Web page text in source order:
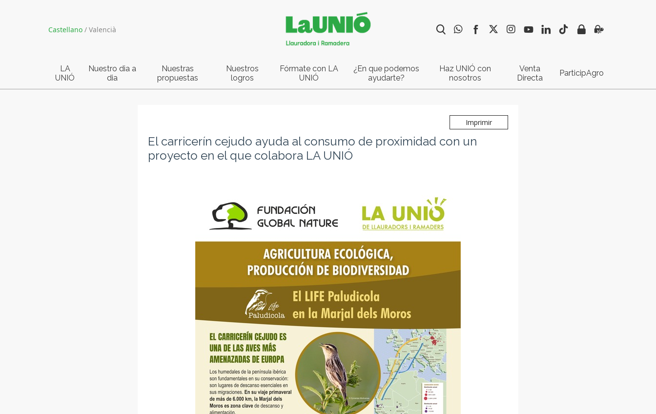
Castellano / Valencià
LA
UNIÓ
Nuestro dia a
dia
Nuestras
propuestas
Nuestros
logros
Fórmate con LA
UNIÓ
¿En que podemos
ayudarte?
Haz UNIÓ con
nosotros
Venta
Directa
ParticipAgro
El carricerín cejudo ayuda al consumo de proximidad con un
proyecto en el que colabora LA UNIÓ